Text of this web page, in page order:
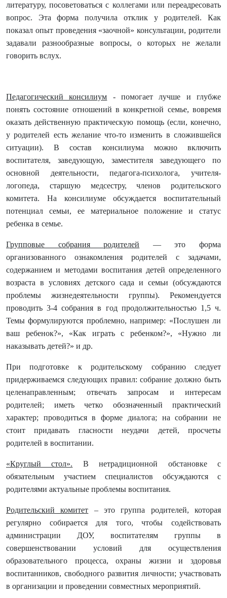
литературу, посоветоваться с коллегами или переадресовать
вопрос. Эта форма получила отклик у родителей. Как
показал опыт проведения «заочной» консультации, родители
задавали разнообразные вопросы, о которых не желали
говорить вслух.
Педагогический консилиум - помогает лучше и глубже
понять состояние отношений в конкретной семье, вовремя
оказать действенную практическую помощь (если, конечно,
у родителей есть желание что-то изменить в сложившейся
ситуации). В состав консилиума можно включить
воспитателя, заведующую, заместителя заведующего по
основной деятельности, педагога-психолога, учителя-
логопеда, старшую медсестру, членов родительского
комитета. На консилиуме обсуждается воспитательный
потенциал семьи, ее материальное положение и статус
ребенка в семье.
Групповые собрания родителей — это форма
организованного ознакомления родителей с задачами,
содержанием и методами воспитания детей определенного
возраста в условиях детского сада и семьи (обсуждаются
проблемы жизнедеятельности группы). Рекомендуется
проводить 3-4 собрания в год продолжительностью 1,5 ч.
Темы формулируются проблемно, например: «Послушен ли
ваш ребенок?», «Как играть с ребенком?», «Нужно ли
наказывать детей?» и др.
При подготовке к родительскому собранию следует
придерживаемся следующих правил: собрание должно быть
целенаправленным; отвечать запросам и интересам
родителей; иметь четко обозначенный практический
характер; проводиться в форме диалога; на собрании не
стоит придавать гласности неудачи детей, просчеты
родителей в воспитании.
«Круглый стол». В нетрадиционной обстановке с
обязательным участием специалистов обсуждаются с
родителями актуальные проблемы воспитания.
Родительский комитет – это группа родителей, которая
регулярно собирается для того, чтобы содействовать
администрации ДОУ, воспитателям группы в
совершенствовании условий для осуществления
образовательного процесса, охраны жизни и здоровья
воспитанников, свободного развития личности; участвовать
в организации и проведении совместных мероприятий.